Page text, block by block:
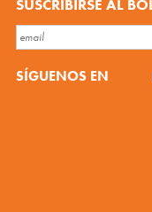
SUSCRIBIRSE AL
SÍGUENOS EN